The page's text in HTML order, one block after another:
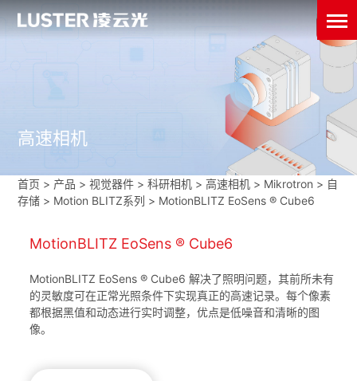
高速相机
首页 > 产品 > 视觉器件 >科研相机 >高速相机 > Mikrotron > 自
存储 > Motion BLITZ系列 > MotionBLITZ EoSens ® Cube6
MotionBLITZ EoSens ® Cube6
MotionBLITZ EoSens ® Cube6 解决了照明问题，其前所未有
的灵敏度可在正常光照条件下实现真正的高速记录。每个像素
都根据黑值和动态进行实时调整，优点是低噪音和清晰的图
像。